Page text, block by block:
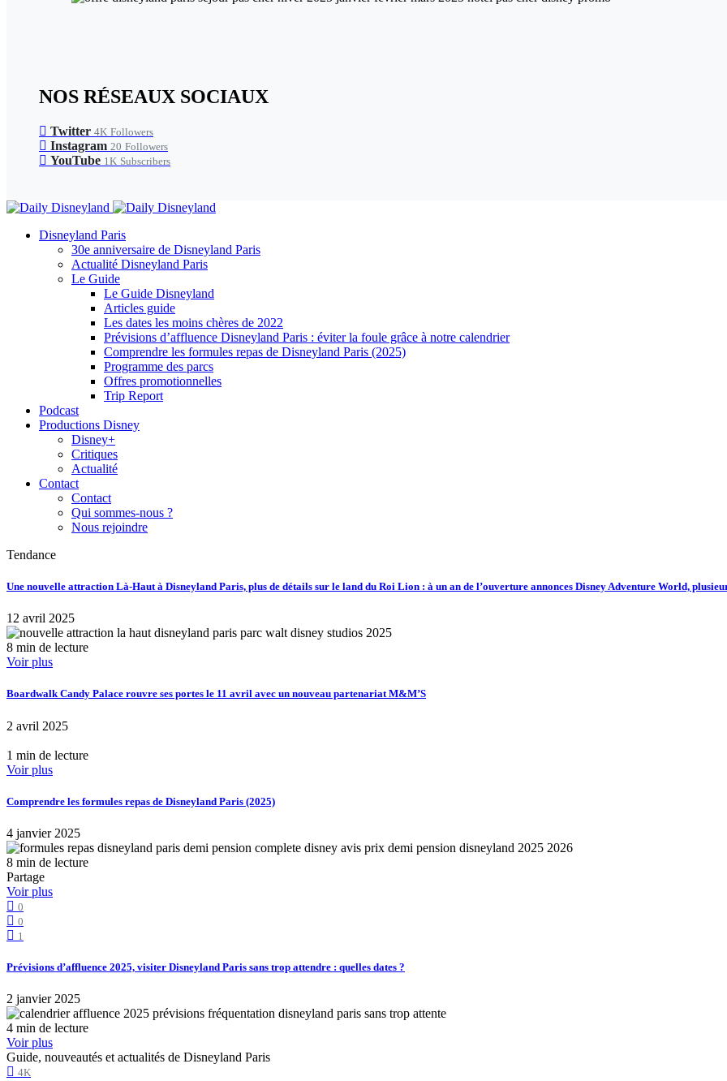
NOS RÉSEAUX SOCIAUX
Twitter 4K Followers
Instagram 20 Followers
YouTube 1K Subscribers
Disneyland Paris
30e anniversaire de Disneyland Paris
Actualité Disneyland Paris
Le Guide
Le Guide Disneyland
Articles guide
Les dates les moins chères de 2022
Prévisions d’affluence Disneyland Paris : éviter la foule grâce à notre calendrier
Comprendre les formules repas de Disneyland Paris (2025)
Programme des parcs
Offres promotionnelles
Trip Report
Podcast
Productions Disney
Disney+
Critiques
Actualité
Contact
Contact
Qui sommes-nous ?
Nous rejoindre
Tendance
Une nouvelle attraction Là-Haut à Disneyland Paris, plus de détails sur le land du Roi Lion : à un an de l’ouverture annonces Disney Adventure World,
12 avril 2025
8 min de lecture
Voir plus
Boardwalk Candy Palace rouvre ses portes le 11 avril avec un nouveau partenariat M&M’S
2 avril 2025
1 min de lecture
Voir plus
Comprendre les formules repas de Disneyland Paris (2025)
4 janvier 2025
8 min de lecture
Partage
Voir plus
0
0
1
Prévisions d’affluence 2025, visiter Disneyland Paris sans trop attendre : quelles dates ?
2 janvier 2025
4 min de lecture
Voir plus
Guide, nouveautés et actualités de Disneyland Paris
4K